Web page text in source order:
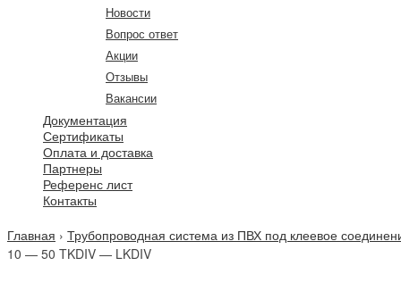
Новости
Вопрос ответ
Акции
Отзывы
Вакансии
Документация
Сертификаты
Оплата и доставка
Партнеры
Референс лист
Контакты
Главная › Трубопроводная система из ПВХ под клеевое
10 — 50 TKDIV — LKDIV